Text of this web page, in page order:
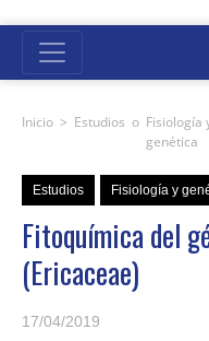
Inicio > Estudios o Fisiología
genética
Estudios Fisiología y
Fitoquímica del
(Ericaceae)
17/04/2019